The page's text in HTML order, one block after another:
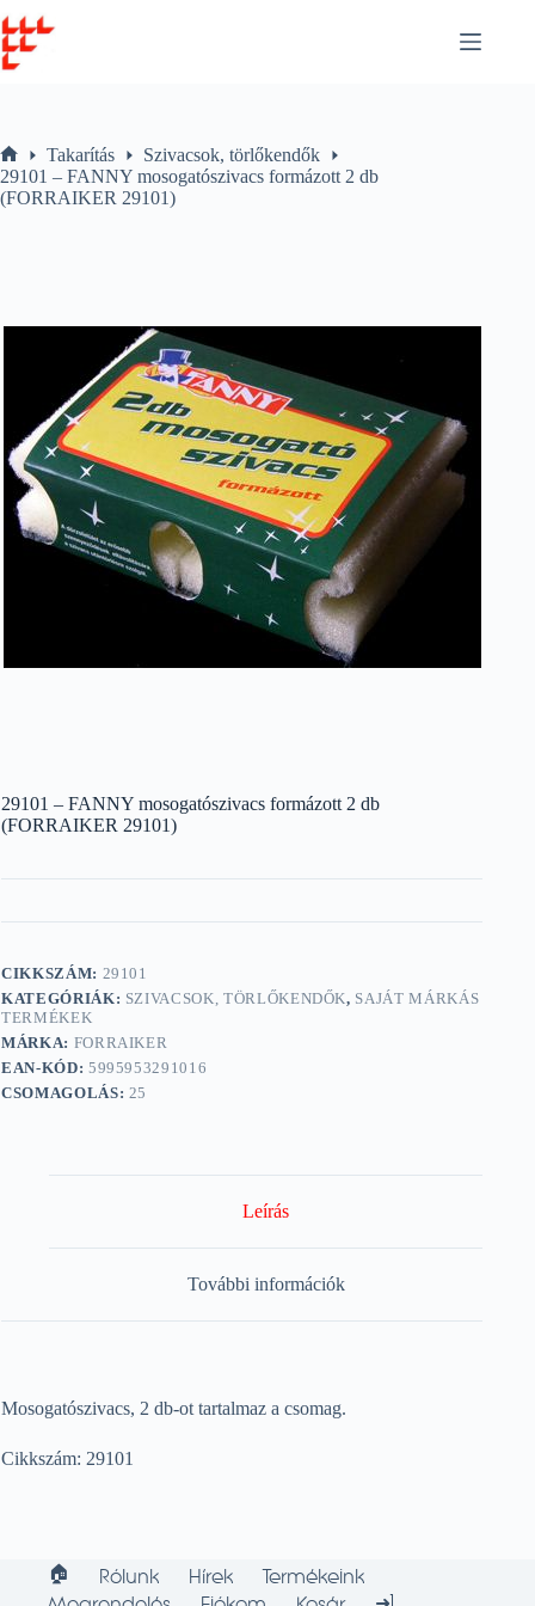
to
content
Home
Takarítás
Szivacsok, törlőkendők
29101 – FANNY mosogatószivacs formázott 2 db
(FORRAIKER 29101)
29101 – FANNY mosogatószivacs formázott 2 db
(FORRAIKER 29101)
CIKKSZÁM: 29101
KATEGÓRIÁK: SZIVACSOK, TÖRLŐKENDŐK, SAJÁT MÁRKÁS
TERMÉKEK
MÁRKA: FORRAIKER
EAN-KÓD: 5995953291016
CSOMAGOLÁS: 25
Leírás
További információk
Mosogatószivacs, 2 db-ot tartalmaz a csomag.
Cikkszám: 29101
🏠︎ Rólunk Hírek
Termékeink